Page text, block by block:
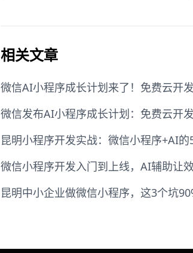
相关文章
微信AI小程序成长计划来了！免费云开
微信发布AI小程序成长计划：免费云开
昆明小程序开发实战：微信小程序+AI
微信小程序开发入门到上线，AI辅助让
昆明中小企业做微信小程序，这3个坑